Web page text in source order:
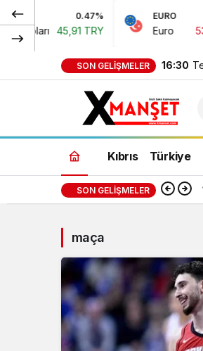
0.47%
45,91 TRY
EURO
Euro
SON GELIŞMELER 16:30
Kıbrıs Türkiye
SON GELIŞMELER
maça